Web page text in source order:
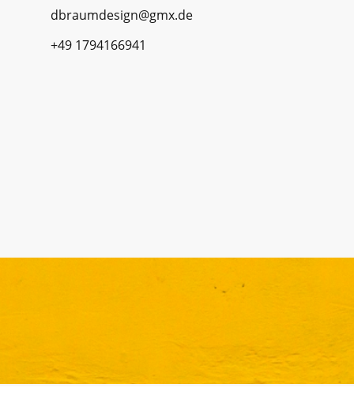
dbraumdesign@gmx.de
+49 1794166941